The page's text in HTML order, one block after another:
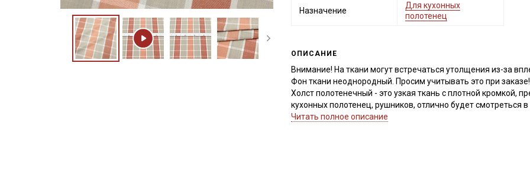
Назначение
Для кухонных
полотенец
ОПИСАНИЕ
Внимание! На ткани могут встречаться утолщения из-за
Фон ткани неоднородный. Просим учитывать это при заказе!
Холст полотенечный - это узкая ткань с плотной кромкой,
кухонных полотенец, рушников, отлично будет смотреться
ткани без ярко-выраженного раппорта). Тактильно ткань
Читать полное описание